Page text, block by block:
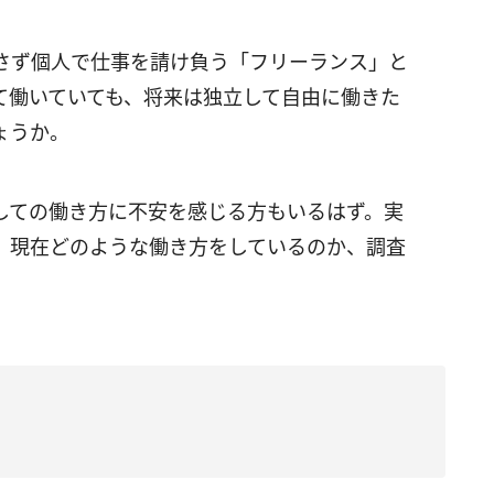
個人で仕事を請け負う「フリーランス」と
いていても、将来は独立して自由に働きた
か。
の働き方に不安を感じる方もいるはず。実
在どのような働き方をしているのか、調査